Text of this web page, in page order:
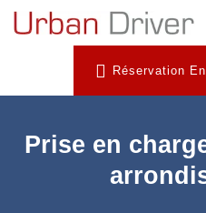
Réservation
Prise en
MOTO TAXI
L’APP
NOUS